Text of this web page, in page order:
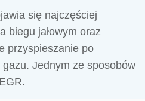
się najczęściej
biegu jałowym oraz
przyspieszanie po
gazu. Jednym ze sposobów